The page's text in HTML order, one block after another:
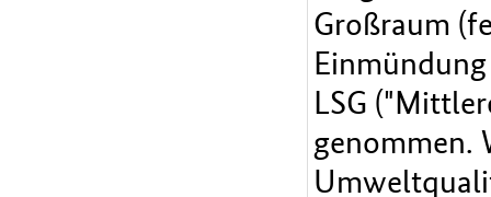
Großraum
LSG
genommen.